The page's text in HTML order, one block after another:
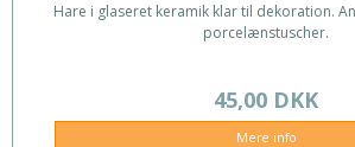
Hare i glaseret keramik klar til dekoration.
porcelænstuscher.
45,00 DKK
Mere info